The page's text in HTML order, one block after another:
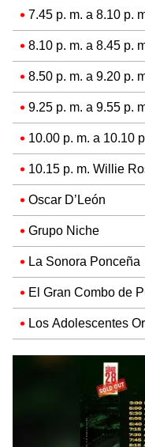
7.45 p. m. a 8.10 p.
8.10 p. m. a 8.45 p.
8.50 p. m. a 9.20 p.
9.25 p. m. a 9.55 p.
10.00 p. m. a 10.10
10.15 p. m. Willie
Oscar D’León
Grupo Niche
La Sonora Ponceña
El Gran Combo de
Los Adolescentes